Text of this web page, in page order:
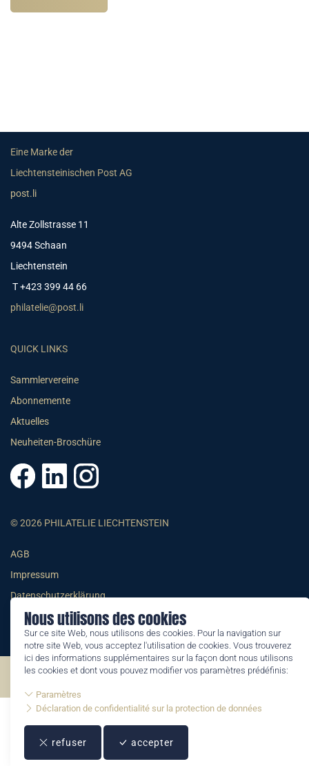
Nous utilisons des cookies
Sur ce site Web, nous utilisons des cookies. Pour la navigation sur
notre site Web, vous acceptez l'utilisation de cookies. Vous trouverez
ici des informations supplémentaires sur la façon dont nous utilisons
les cookies et dont vous pouvez modifier vos paramètres prédéfinis:
Paramètres
Déclaration de confidentialité sur la protection de données
refuser accepter
Eine Marke der
Liechtensteinischen Post AG
post.li
Alte Zollstrasse 11
9494 Schaan
Liechtenstein
T +423 399 44 66
philatelie@post.li
QUICK LINKS
Sammlervereine
Abonnemente
Aktuelles
Neuheiten-Broschüre
© 2026 PHILATELIE LIECHTENSTEIN
AGB
Impressum
Datenschutzerklärung
©2026 by Philatelie Liechtenstein | All rights reserved